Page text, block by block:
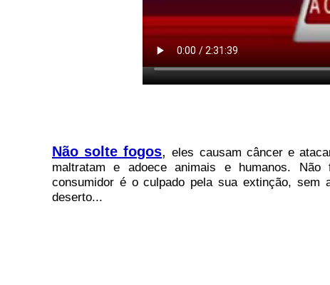
Não solte fogos,eles causam câncer e
maltratam e adoece animais e humanos.
consumidor é o culpado pela sua extinção,
deserto...